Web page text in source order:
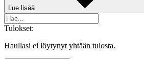
Lue lisää
Tulokset:
Haullasi ei löytynyt yhtään tulosta.